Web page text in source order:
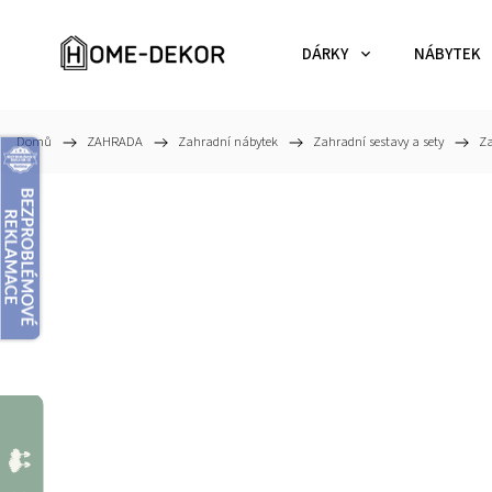
DÁRKY NÁBYTEK
Domů / ZAHRADA / Zahradní nábytek / Zahradní sestavy a sety /